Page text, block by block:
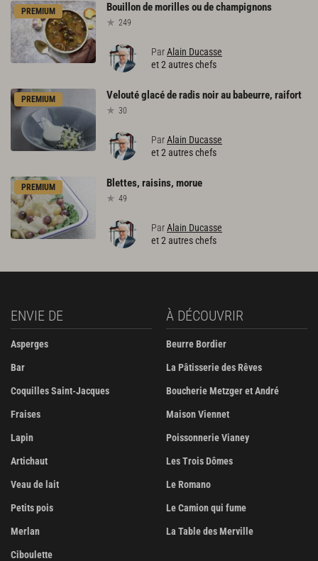
PREMIUM Bouillondemorillesoudechampignons
249
ParAlain Ducasse
et 2 autres chefs
PREMIUM Veloutéglacéderadisnoirau babeurre, raifort
30
ParAlain Ducasse
et 2 autres chefs
PREMIUM Blettes, raisins, morue
49
ParAlain Ducasse
et 2 autres chefs
ENVIE DE
Asperges
Bar
Coquilles Saint-Jacques
Fraises
Lapin
Artichaut
Veau de lait
Petits pois
Merlan
Ciboulette
À DÉCOUVRIR
Beurre Bordier
La Pâtisserie des Rêves
Boucherie Metzger et André
Maison Viennet
Poissonnerie Vianey
Les Trois Dômes
Le Romano
Le Camion qui fume
La Table des Merville